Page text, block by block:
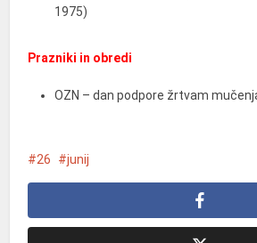
1975)
Prazniki in obredi
OZN – dan podpore žrtvam
26 junij